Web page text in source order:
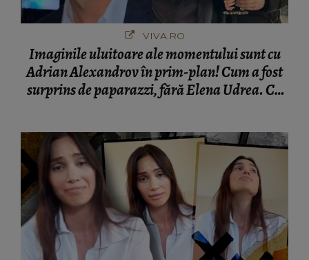
VIVA.RO
Imaginile uluitoare ale momentului sunt cu
Adrian Alexandrov în prim-plan! Cum a fost
surprins de paparazzi, fără Elena Udrea. Cu